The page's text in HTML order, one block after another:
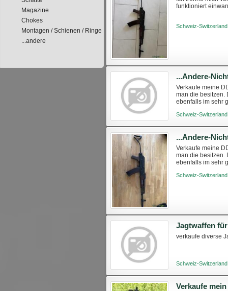
funktioniert
Schweiz-
Verkaufe meine
man die besitzen.
ebenfalls im sehr
Schweiz-
Verkaufe meine
man die besitzen.
ebenfalls im sehr
Schweiz-
Jagtwaffen
verkaufe diverse
Schweiz-
Verkaufe
Magazine
Chokes
Montagen / Schienen / Ringe
...andere